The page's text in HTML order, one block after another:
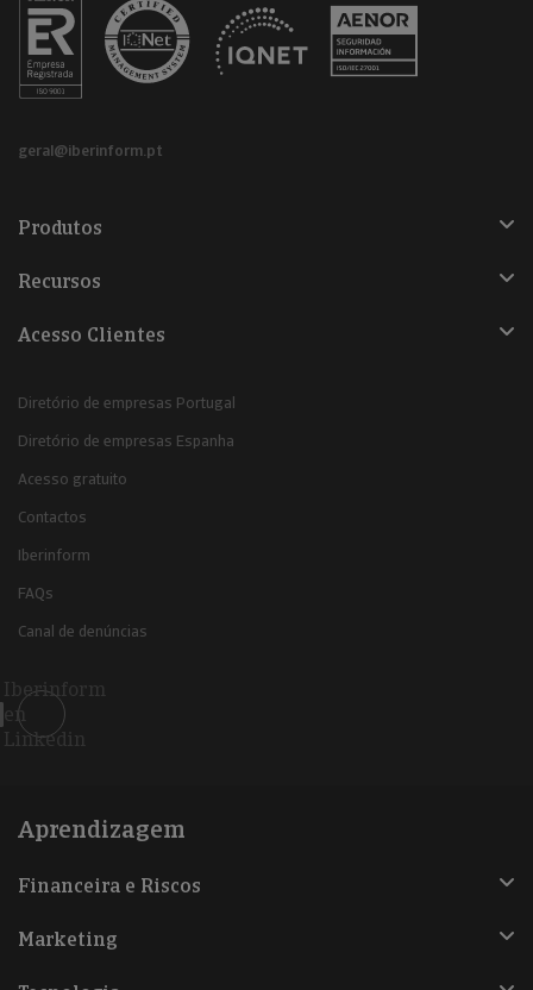
geral@iberinform.pt
Produtos
Recursos
Acesso Clientes
Diretório de empresas Portugal
Diretório de empresas Espanha
Acesso gratuito
Contactos
Iberinform
FAQs
Canal de denúncias
Iberinform
en
Linkedin
Aprendizagem
Financeira e Riscos
Marketing